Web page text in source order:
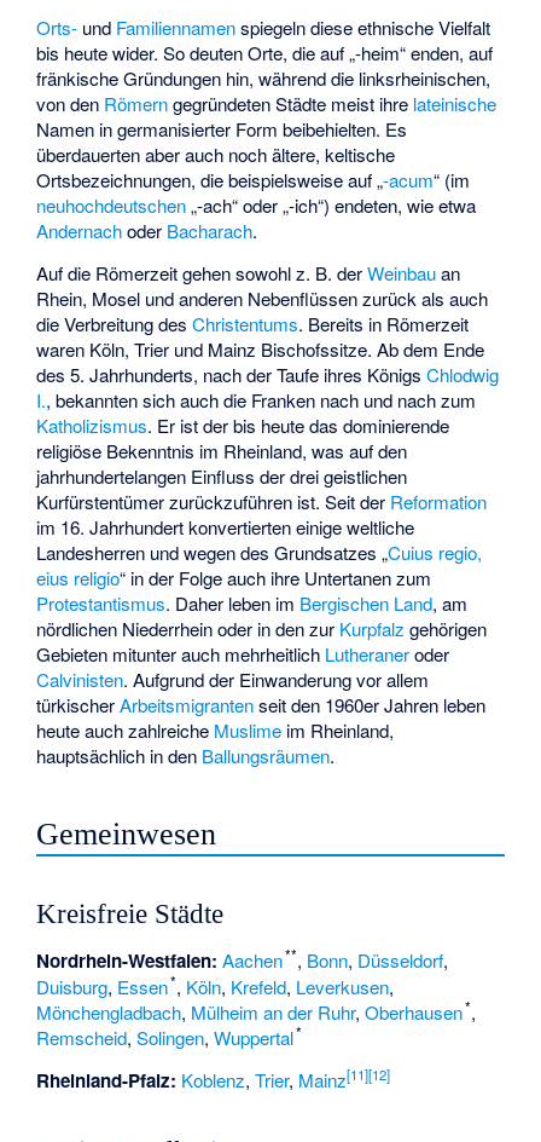
Orts- und Familiennamenspiegeln diese ethnische Vielfalt
bis heute wider. So deuten Orte, die auf „-heim“ enden, auf
fränkische Gründungen hin, während die linksrheinischen,
von den Römerngegründeten Städte meist ihre lateinische
Namen in germanisierter Form beibehielten. Es
überdauerten aber auch noch ältere, keltische
Ortsbezeichnungen, die beispielsweise auf „-acum“ (im
neuhochdeutschen„-ach“ oder „-ich“) endeten, wie etwa
Andernachoder Bacharach.
Auf die Römerzeit gehen sowohl z. B. derWeinbauan
Rhein, Mosel und anderen Nebenflüssen zurück als auch
die Verbreitung desChristentums. Bereits in Römerzeit
waren Köln, Trier und Mainz Bischofssitze. Ab dem Ende
des 5. Jahrhunderts, nach der Taufe ihres KönigsChlodwig
I., bekannten sich auch die Franken nach und nach zum
Katholizismus. Er ist der bis heute das dominierende
religiöse Bekenntnis im Rheinland, was auf den
jahrhundertelangen Einfluss der drei geistlichen
Kurfürstentümer zurückzuführen ist. Seit der Reformation
im 16. Jahrhundert konvertierten einige weltliche
Landesherren und wegen des Grundsatzes „Cuius regio,
eius religio“ in der Folge auch ihre Untertanen zum
Protestantismus. Daher leben im Bergischen Land, am
nördlichen Niederrhein oder in den zur Kurpfalz gehörigen
Gebieten mitunter auch mehrheitlich Lutheraneroder
Calvinisten. Aufgrund der Einwanderung vor allem
türkischerArbeitsmigrantenseit den 1960er Jahren leben
heute auch zahlreiche Muslime im Rheinland,
hauptsächlich in den Ballungsräumen.
Gemeinwesen
Kreisfreie Städte
Nordrhein-Westfalen: Aachen**, Bonn, Düsseldorf,
Duisburg, Essen*, Köln, Krefeld, Leverkusen,
Mönchengladbach, Mülheim an der Ruhr,Oberhausen*,
Remscheid,Solingen,Wuppertal*
Rheinland-Pfalz: Koblenz,Trier, Mainz[11][12]